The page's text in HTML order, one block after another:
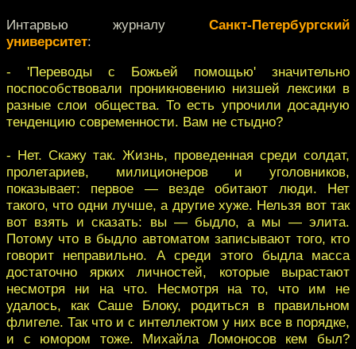
Интарвью журналу Санкт-Петербургский
университет:
- 'Переводы с Божьей помощью' значительно
поспособствовали проникновению низшей лексики в
разные слои общества. То есть упрочили досадную
тенденцию современности. Вам не стыдно?
- Нет. Скажу так. Жизнь, проведенная среди солдат,
пролетариев, милиционеров и уголовников,
показывает: первое — везде обитают люди. Нет
такого, что одни лучше, а другие хуже. Нельзя вот так
вот взять и сказать: вы — быдло, а мы — элита.
Потому что в быдло автоматом записывают того, кто
говорит неправильно. А среди этого быдла масса
достаточно ярких личностей, которые вырастают
несмотря ни на что. Несмотря на то, что им не
удалось, как Саше Блоку, родиться в правильном
флигеле. Так что и с интеллектом у них все в порядке,
и с юмором тоже. Михайла Ломоносов кем был?